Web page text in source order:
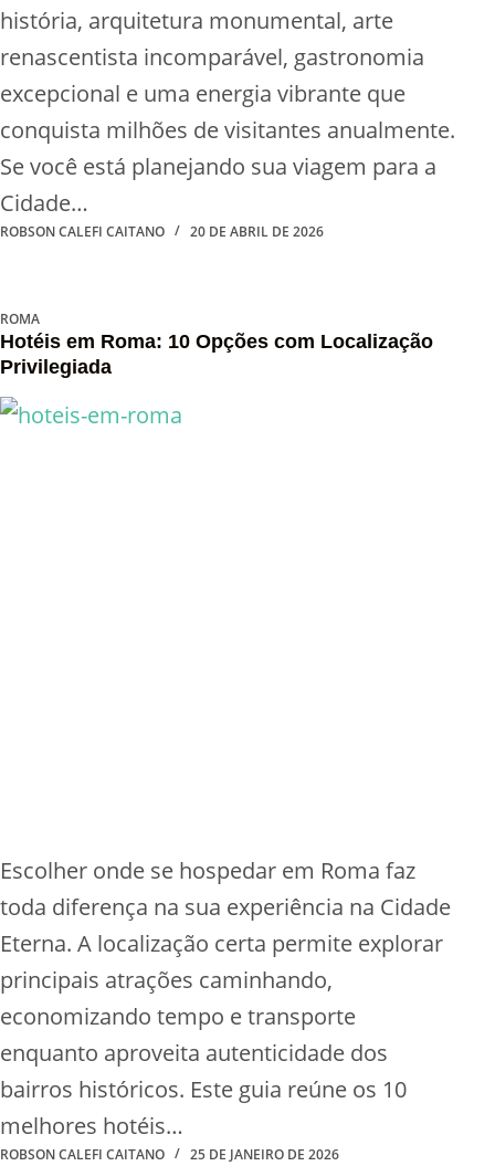
história, arquitetura monumental, arte
renascentista incomparável, gastronomia
excepcional e uma energia vibrante que
conquista milhões de visitantes anualmente.
Se você está planejando sua viagem para a
Cidade…
ROBSON CALEFI CAITANO 20 DE ABRIL DE 2026
ROMA
Hotéis em Roma: 10 Opções com Localização
Privilegiada
Escolher onde se hospedar em Roma faz
toda diferença na sua experiência na Cidade
Eterna. A localização certa permite explorar
principais atrações caminhando,
economizando tempo e transporte
enquanto aproveita autenticidade dos
bairros históricos. Este guia reúne os 10
melhores hotéis…
ROBSON CALEFI CAITANO 25 DE JANEIRO DE 2026